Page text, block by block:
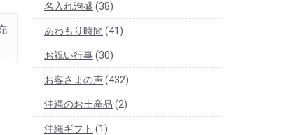
名入れ泡盛 (38)
あわもり時間 (41)
お祝い行事(30)
お客さまの声(432)
沖縄のお土産品 (2)
沖縄ギフト (1)